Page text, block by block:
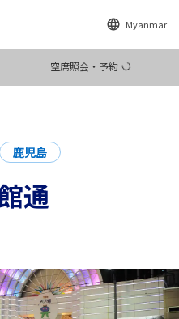
Myanmar
空席照会・予約
鹿児島
通